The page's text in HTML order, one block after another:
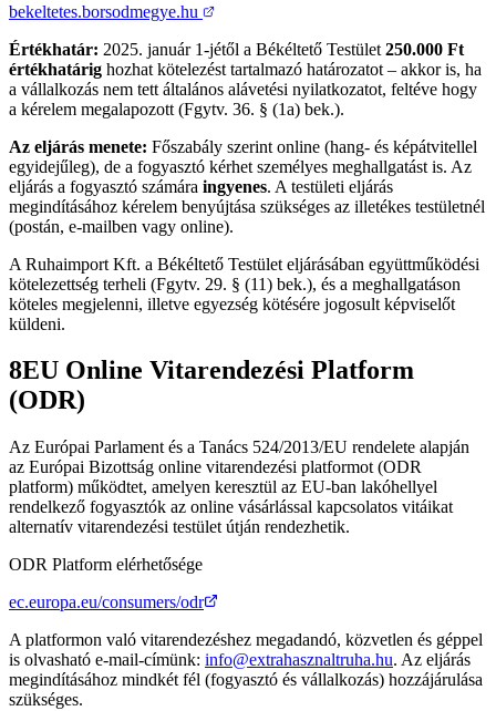
bekeltetes.borsodmegye.hu
Értékhatár: 2025. január 1-jétől a Békéltető Testület 250.000 Ft
értékhatárig hozhat kötelezést tartalmazó határozatot – akkor is, ha
a vállalkozás nem tett általános alávetési nyilatkozatot, feltéve hogy
a kérelem megalapozott (Fgytv. 36. § (1a) bek.).
Az eljárás menete: Főszabály szerint online (hang- és képátvitellel
egyidejűleg), de a fogyasztó kérhet személyes meghallgatást is. Az
eljárás a fogyasztó számára ingyenes. A testületi eljárás
megindításához kérelem benyújtása szükséges az illetékes testületnél
(postán, e-mailben vagy online).
A Ruhaimport Kft. a Békéltető Testület eljárásában együttműködési
kötelezettség terheli (Fgytv. 29. § (11) bek.), és a meghallgatáson
köteles megjelenni, illetve egyezség kötésére jogosult képviselőt
küldeni.
8EU Online Vitarendezési Platform
(ODR)
Az Európai Parlament és a Tanács 524/2013/EU rendelete alapján
az Európai Bizottság online vitarendezési platformot (ODR
platform) működtet, amelyen keresztül az EU-ban lakóhellyel
rendelkező fogyasztók az online vásárlással kapcsolatos vitáikat
alternatív vitarendezési testület útján rendezhetik.
ODR Platform elérhetősége
ec.europa.eu/consumers/odr
A platformon való vitarendezéshez megadandó, közvetlen és géppel
is olvasható e-mail-címünk: info@extrahasznaltruha.hu. Az eljárás
megindításához mindkét fél (fogyasztó és vállalkozás) hozzájárulása
szükséges.